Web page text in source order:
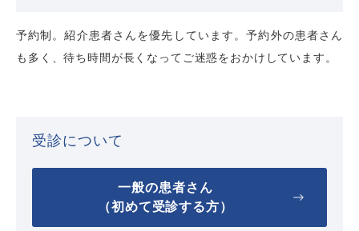
予約制。紹介患者さんを優先しています。予約外の患者さん
も多く、待ち時間が長くなってご迷惑をおかけしています。
受診について
一般の患者さん
（初めて受診する方）